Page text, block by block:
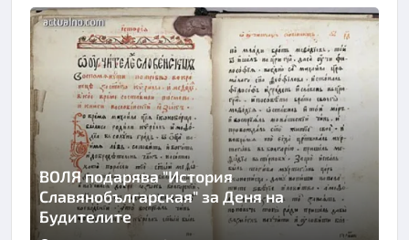
ВОЛЯ подарява "История
Славянобългарская" за Деня на
Будителите